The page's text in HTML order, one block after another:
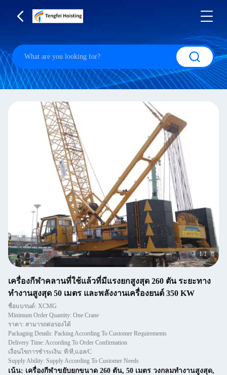
1/1
เครื่องกีฬาคลานที่ใช้แล้วที่มีแรงยกสูงสุด 260 ตัน ระยะทาง
ทํางานสูงสุด 50 เมตร และพลังงานเครื่องยนต์ 350 KW
ชื่อแบรนด์: XCMG
Minimum Order Quantity: One Crane
ราคา: สามารถต่อรองได้
Packaging Details: Packing According To Customer Requirements
Delivery Time: According To Order Confirmation
เงื่อนไขการชำระเงิน: ที/ที,แอล/C
Supply Ability: Supply According To Customer Needs
เน้น: เครื่องกีฬาขยับยกขนาด 260 ตัน, 50 เมตร วงกลมทํางานสูงสุด,